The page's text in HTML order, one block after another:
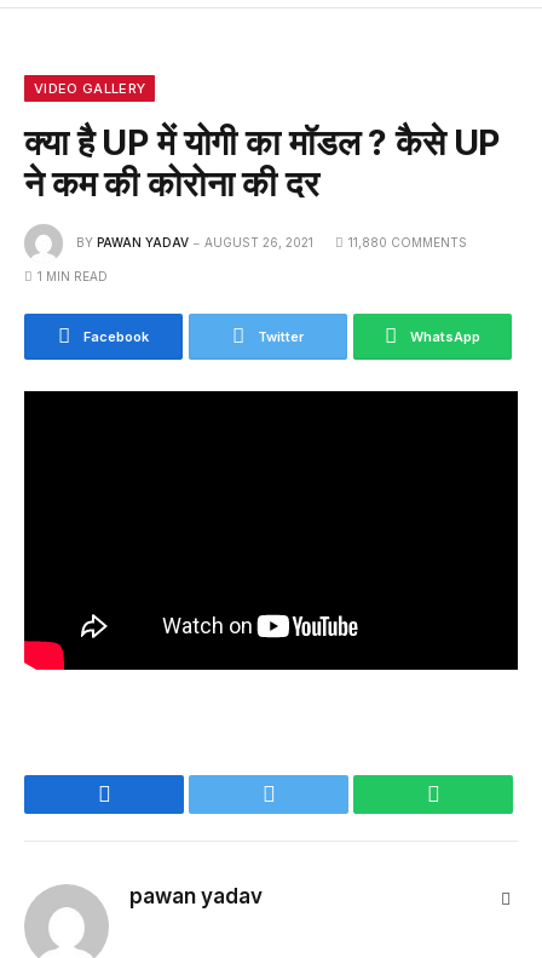
VIDEO GALLERY
क्या है UP में योगी का मॉडल ? कैसे UP
ने कम की कोरोना की दर
BY PAWAN YADAV AUGUST 26, 2021 11,880 COMMENTS
1 MIN READ
Facebook Twitter WhatsApp
pawan yadav